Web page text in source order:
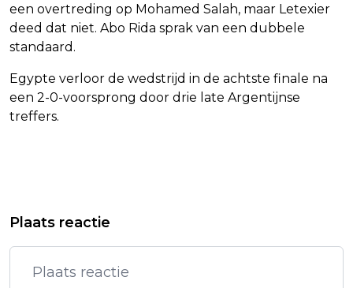
een overtreding op Mohamed Salah, maar Letexier
deed dat niet. Abo Rida sprak van een dubbele
standaard.
Egypte verloor de wedstrijd in de achtste finale na
een 2-0-voorsprong door drie late Argentijnse
treffers.
VERSTOREN OM DRONES TEGEN TE
JANNY VAN DER HEIJDEN HAMERT OP
CONTROLE NA 3 VORMEN
HUIDKANKER
Plaats reactie